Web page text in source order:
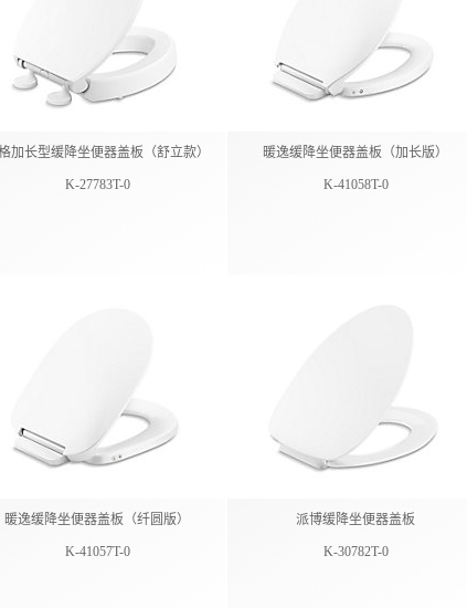
加长型缓降坐便器盖板（舒立款）
K-27783T-0
暖逸缓降坐便器盖板（加长版）
K-41058T-0
暖逸缓降坐便器盖板（纤圆版）
K-41057T-0
派博缓降坐便器盖板
K-30782T-0